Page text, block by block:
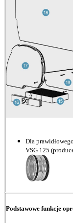
Dla
VSG
Podstawowe funkcje